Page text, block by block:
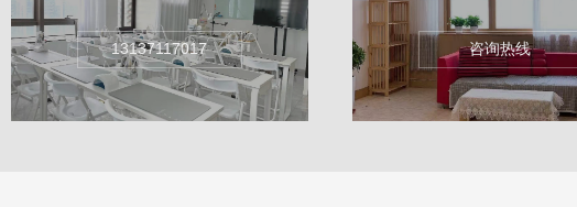
13137117017 咨询热线